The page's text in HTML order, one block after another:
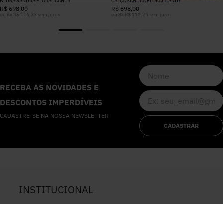
R$ 698,00
ou 6 x R$ 116, 33 sem juros
R$ 898,00
ou 8 x R$ 112,25 sem juros
RECEBA AS NOVIDADES E
DESCONTOS IMPERDÍVEIS
CADASTRE-SE NA NOSSA NEWSLETTER
CADASTRAR
INSTITUCIONAL